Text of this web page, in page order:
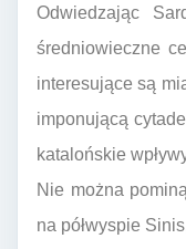
Odwiedzając
średniowieczne
interesujące są
imponującą
katalońskie
Nie można
na półwyspie